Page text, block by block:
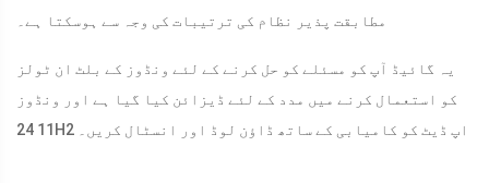
مطابقت پذیر نظام کی ترتیبات کی وجہ سے ہوسکتا ہے۔
یہ گائیڈ آپ کو مسئلے کو حل کرنے کے لئے ونڈوز کے بلٹ ان ٹولز
کو استعمال کرنے میں مدد کے لئے ڈیزائن کیا گیا ہے اور ونڈوز
11 24H2 اپ ڈیٹ کو کامیابی کے ساتھ ڈاؤن لوڈ اور انسٹال کریں۔